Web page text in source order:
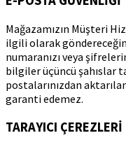
Mağazamızın Müşteri
ilgili olarak
numaranızı veya
bilgiler üçüncü şahıslar
postalarınızdan
garanti edemez.
TARAYICI ÇEREZLERİ